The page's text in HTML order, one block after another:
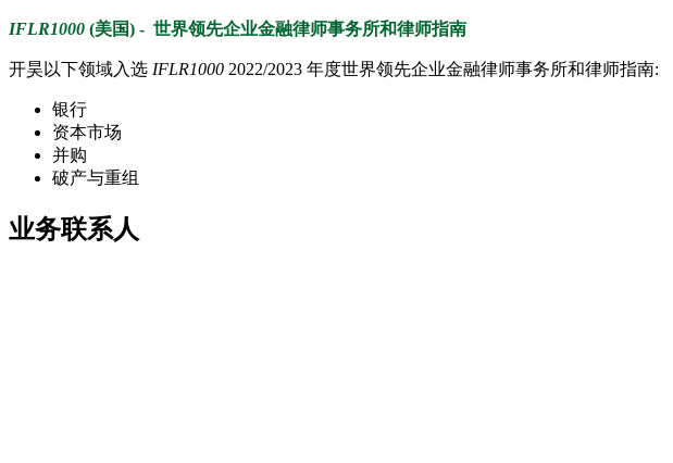
IFLR1000 (美国) - 世界领先企业金融律师事务所和律师指南
开昊以下领域入选 IFLR1000 2022/2023 年度世界领先企业金融律师事务所和律师指南:
银行
资本市场
并购
破产与重组
业务联系人